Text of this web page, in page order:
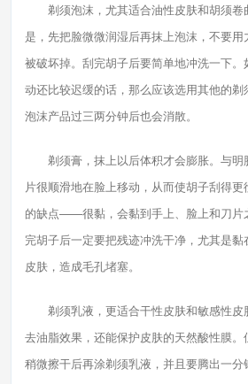
剃须泡沫，尤其适合油性皮肤和胡须卷
是，先把脸微微润湿后再抹上泡沫，不要
被破坏掉。刮完胡子后要简单地冲洗一下
动还比较迟缓的话，那么应该选用其他的
泡沫产品过三两分钟后也会消散。
剃须膏，抹上以后体积才会膨胀。与明
片很顺滑地在脸上移动，从而使胡子刮得
的缺点——很黏，会黏到手上、脸上和刀片
完胡子后一定要把残迹冲洗干净，尤其是
皮肤，造成毛孔堵塞。
剃须乳液，更适合干性皮肤和敏感性皮
去油脂效果，还能保护皮肤的天然酸性膜
稍微擦干后再涂剃须乳液，并且要腾出一分